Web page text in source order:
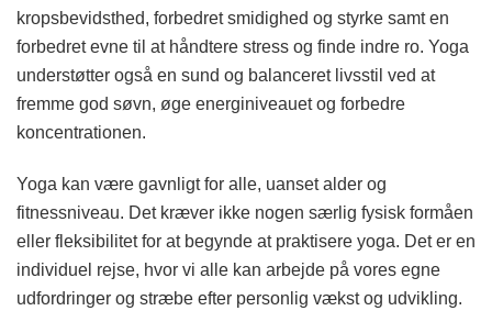
kropsbevidsthed, forbedret smidighed og styrke samt en
forbedret evne til at håndtere stress og finde indre ro. Yoga
understøtter også en sund og balanceret livsstil ved at
fremme god søvn, øge energiniveauet og forbedre
koncentrationen.
Yoga kan være gavnligt for alle, uanset alder og
fitnessniveau. Det kræver ikke nogen særlig fysisk formåen
eller fleksibilitet for at begynde at praktisere yoga. Det er en
individuel rejse, hvor vi alle kan arbejde på vores egne
udfordringer og stræbe efter personlig vækst og udvikling.